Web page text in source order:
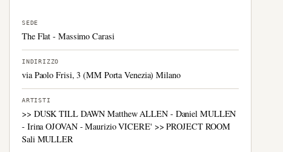
SEDE
The Flat - Massimo Carasi
INDIRIZZO
via Paolo Frisi, 3 (MM Porta Venezia) Milano
ARTISTI
>> DUSK TILL DAWN Matthew ALLEN - Daniel MULLEN
- Irina OJOVAN - Maurizio VICERE' >> PROJECT ROOM
Sali MULLER